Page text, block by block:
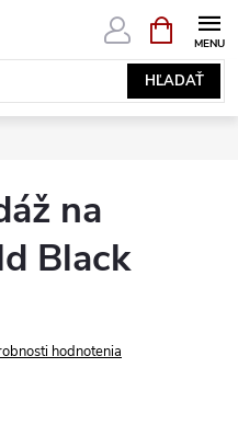
HĽADAŤ
KOŠÍK
na
Black
hodnotenia